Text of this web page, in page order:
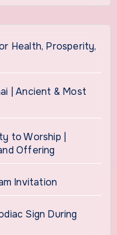
Health, Prosperity,
| Ancient & Most
to Worship |
Offering
Invitation
Sign During